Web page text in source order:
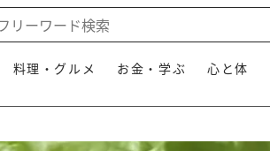
料理・グルメ お金・学ぶ 心と体